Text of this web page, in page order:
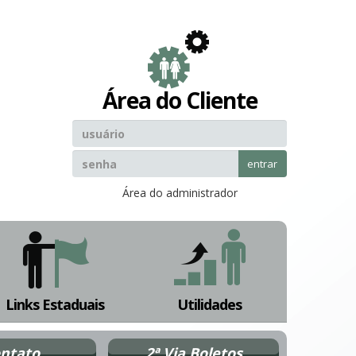
Área do Cliente
entrar
Área do administrador
Links Estaduais Utilidades